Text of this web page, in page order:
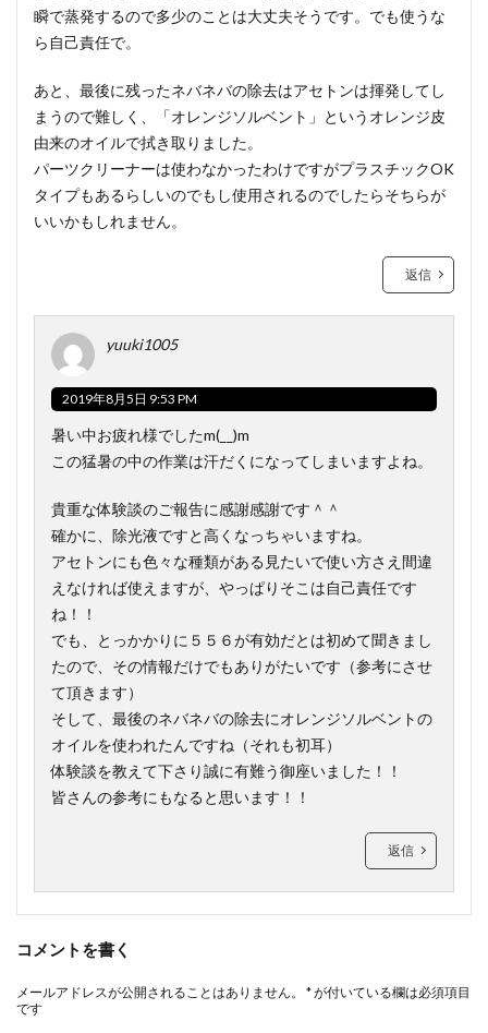
瞬で蒸発するので多少のことは大丈夫そうです。でも使うな
ら自己責任で。
あと、最後に残ったネバネバの除去はアセトンは揮発してし
まうので難しく、「オレンジソルベント」というオレンジ皮
由来のオイルで拭き取りました。
パーツクリーナーは使わなかったわけですがプラスチックOK
タイプもあるらしいのでもし使用されるのでしたらそちらが
いいかもしれません。
返信
yuuki1005
2019年8月5日 9:53 PM
暑い中お疲れ様でしたm(__)m
この猛暑の中の作業は汗だくになってしまいますよね。
貴重な体験談のご報告に感謝感謝です＾＾
確かに、除光液ですと高くなっちゃいますね。
アセトンにも色々な種類がある見たいで使い方さえ間違
えなければ使えますが、やっぱりそこは自己責任です
ね！！
でも、とっかかりに５５６が有効だとは初めて聞きまし
たので、その情報だけでもありがたいです（参考にさせ
て頂きます）
そして、最後のネバネバの除去にオレンジソルベントの
オイルを使われたんですね（それも初耳）
体験談を教えて下さり誠に有難う御座いました！！
皆さんの参考にもなると思います！！
返信
コメントを書く
メールアドレスが公開されることはありません。 *が付いている欄は必須項目
です